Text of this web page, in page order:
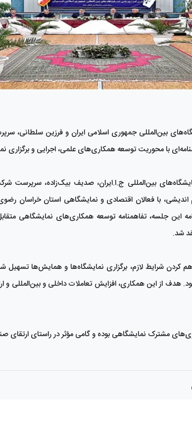
بین‌المللی جمهوری اسلامی ایران و فرزین سلطانی،
با محوریت توسعه همکاری‌های علمی، اجرایی و برگزاری
بین‌المللی ج.ا.ایران، صدیف بیک‌زاده، سرپرست
با فعالان اقتصادی و نمایشگاهی استان خراسان
این جلسه، تفاهمنامه‌ توسعه همکاری‌های نمایشگاهی
شد.
کردن شرایط لازم، برگزاری نمایشگاه‌ها و همایش‌ها
از این همکاری، افزایش تعاملات داخلی و بین‌المللی و
مشترک نمایشگاهی بوده و گامی مؤثر در راستای ارتقای